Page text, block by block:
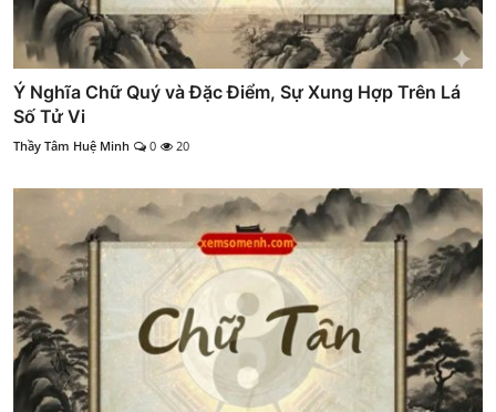
Ý Nghĩa Chữ Quý và Đặc Điểm, Sự Xung Hợp Trên Lá
Số Tử Vi
Thầy Tâm Huệ Minh 0 20